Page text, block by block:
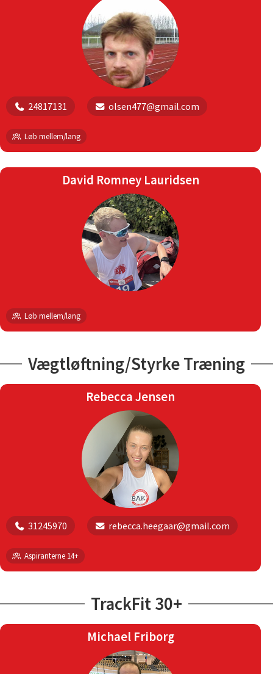
24817131 olsen477@gmail.com
Løb mellem/lang
David Romney Lauridsen
Løb mellem/lang
Vægtløftning/Styrke Træning
Rebecca Jensen
31245970 rebecca.heegaar@gmail.com
Aspiranterne 14+
TrackFit 30+
Michael Friborg